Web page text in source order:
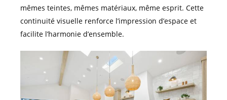
mêmes teintes, mêmes matériaux, même esprit. Cette
continuité visuelle renforce l’impression d’espace et
facilite l’harmonie d’ensemble.